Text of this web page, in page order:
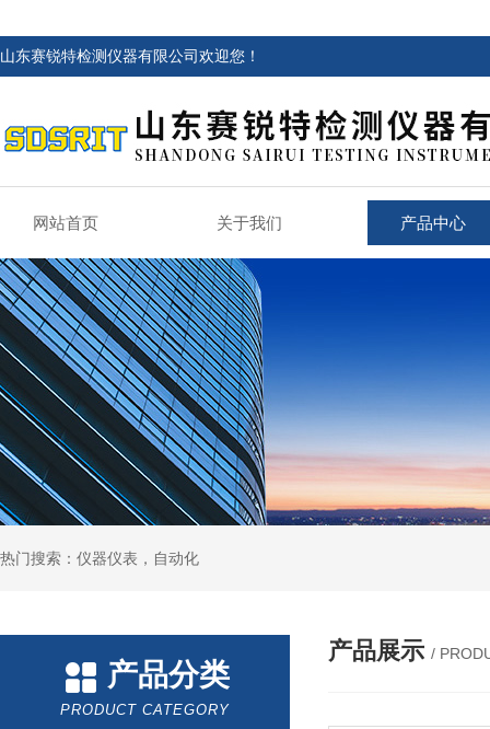
山东赛锐特检测仪器有限公司欢迎您！
网站首页 关于我们 产品中心
热门搜索：仪器仪表，自动化
产品分类
PRODUCT CATEGORY
产品展示 /